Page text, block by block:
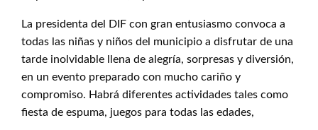
La presidenta del DIF con gran entusiasmo convoca a
todas las niñas y niños del municipio a disfrutar de una
tarde inolvidable llena de alegría, sorpresas y diversión,
en un evento preparado con mucho cariño y
compromiso. Habrá diferentes actividades tales como
fiesta de espuma, juegos para todas las edades,